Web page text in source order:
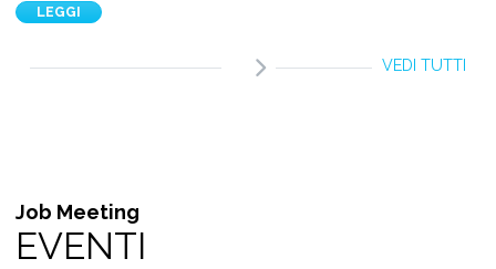
LEGGI
VEDI TUTTI
Job Meeting
EVENTI